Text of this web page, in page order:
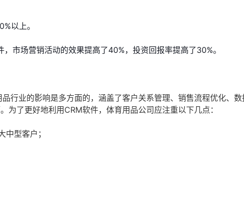
以上。
市场营销活动的效果提高了40%，投资回报率提高了30%。
行业的影响是多方面的，涵盖了客户关系管理、销售流程优化、
为了更好地利用CRM软件，体育用品公司应注重以下几点：
型客户；